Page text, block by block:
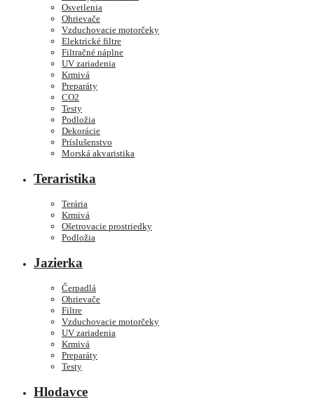
Osvetlenia
Ohrievače
Vzduchovacie motorčeky
Elektrické filtre
Filtračné náplne
UV zariadenia
Krmivá
Preparáty
CO2
Testy
Podložia
Dekorácie
Príslušenstvo
Morská akvaristika
Teraristika
Terária
Krmivá
Ošetrovacie prostriedky
Podložia
Jazierka
Čerpadlá
Ohrievače
Filtre
Vzduchovacie motorčeky
UV zariadenia
Krmivá
Preparáty
Testy
Hlodavce